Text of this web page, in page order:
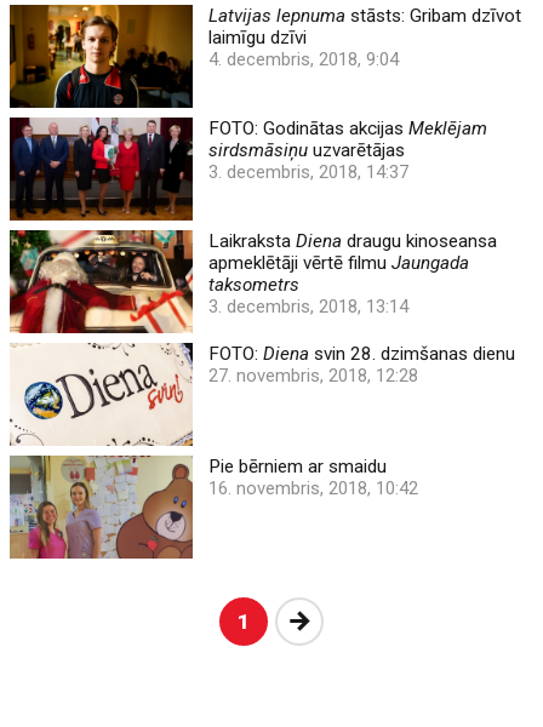
Latvijas lepnuma stāsts: Gribam dzīvot
laimīgu dzīvi
4. decembris, 2018, 9:04
FOTO: Godinātas akcijasMeklējam
sirdsmāsiņu uzvarētājas
3. decembris, 2018, 14:37
LaikrakstaDiena draugu kinoseansa
apmeklētāji vērtē filmuJaungada
taksometrs
3. decembris, 2018, 13:14
FOTO:Diena svin 28. dzimšanas dienu
27. novembris, 2018, 12:28
Pie bērniem ar smaidu
16. novembris, 2018, 10:42
1 Nākošā